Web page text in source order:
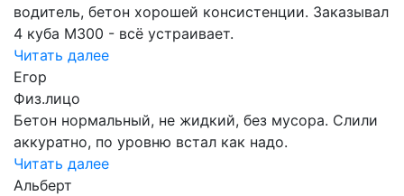
водитель, бетон хорошей консистенции. Заказывал
4 куба М300 - всё устраивает.
Читать далее
Егор
Физ.лицо
Бетон нормальный, не жидкий, без мусора. Слили
аккуратно, по уровню встал как надо.
Читать далее
Альберт